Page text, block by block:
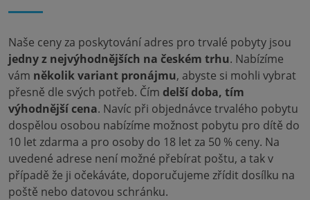
Naše ceny za poskytování adres pro trvalé pobyty jsou
jedny z nejvýhodnějších na českém trhu. Nabízíme
vám několik variant pronájmu, abyste si mohli vybrat
přesně dle svých potřeb. Čím delší doba, tím
výhodnější cena. Navíc při objednávce trvalého pobytu
dospělou osobou nabízíme možnost pobytu pro dítě do
10 let zdarma a pro osoby do 18 let za 50 % ceny. Na
uvedené adrese není možné přebírat poštu, a tak v
případě že ji očekáváte, doporučujeme zřídit dosílku na
poště nebo datovou schránku.